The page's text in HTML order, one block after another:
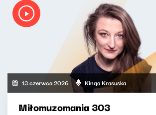
13 czerwca 2026 Kinga Krasuska
Miłomuzomania 303